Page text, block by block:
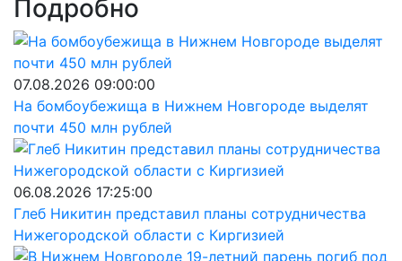
Подробно
07.08.2026 09:00:00
На бомбоубежища в Нижнем Новгороде выделят
почти 450 млн рублей
06.08.2026 17:25:00
Глеб Никитин представил планы сотрудничества
Нижегородской области с Киргизией